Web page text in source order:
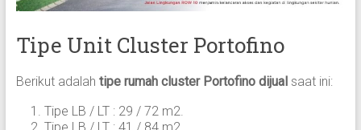
Tipe Unit Cluster Portofino
Berikut adalah tipe rumah cluster Portofino dijualsaat ini:
Tipe LB / LT : 29 / 72 m2.
Tipe LB / LT : 41 / 84 m2.